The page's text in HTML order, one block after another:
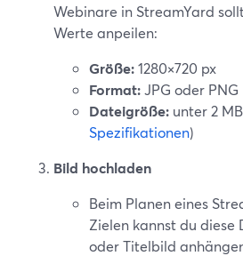
Webinare in StreamYard
Werte anpeilen:
Größe:1280×720 px
Format:JPG oder PNG
Dateigröße: unter 2
Spezifikationen)
Bild hochladen
Beim Planen eines
Zielen kannst du diese
oder Titelbild